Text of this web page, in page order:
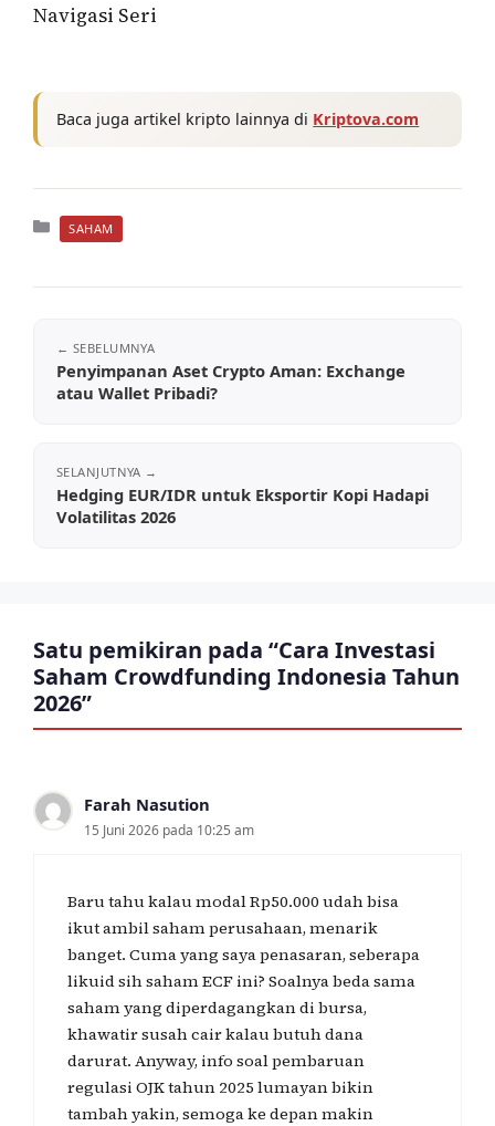
Navigasi Seri
Baca juga artikel kripto lainnya di Kriptova.com
Kategori
SAHAM
Penyimpanan Aset Crypto Aman: Exchange
atau Wallet Pribadi?
Hedging EUR/IDR untuk Eksportir Kopi Hadapi
Volatilitas 2026
Satu pemikiran pada “Cara Investasi
Saham Crowdfunding Indonesia Tahun
2026”
Farah Nasution
15 Juni 2026 pada 10:25 am
Baru tahu kalau modal Rp50.000 udah bisa
ikut ambil saham perusahaan, menarik
banget. Cuma yang saya penasaran, seberapa
likuid sih saham ECF ini? Soalnya beda sama
saham yang diperdagangkan di bursa,
khawatir susah cair kalau butuh dana
darurat. Anyway, info soal pembaruan
regulasi OJK tahun 2025 lumayan bikin
tambah yakin, semoga ke depan makin